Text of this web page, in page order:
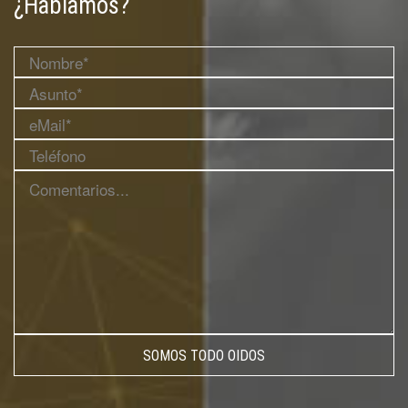
SOMOS TODO OIDOS